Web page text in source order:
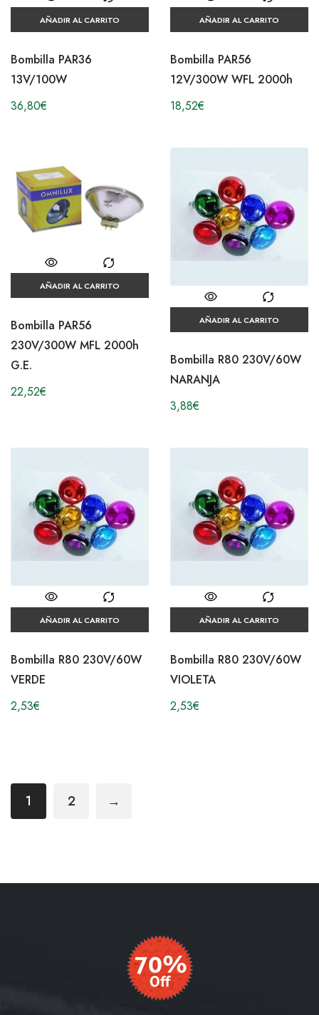
AÑADIR AL CARRITO
Bombilla PAR36
13V/100W
36,80€
AÑADIR AL CARRITO
Bombilla PAR56
12V/300W WFL 2000h
18,52€
AÑADIR AL CARRITO
Bombilla PAR56
230V/300W MFL 2000h
G.E.
22,52€
AÑADIR AL CARRITO
Bombilla R80 230V/60W
NARANJA
3,88€
AÑADIR AL CARRITO
Bombilla R80 230V/60W
VERDE
2,53€
AÑADIR AL CARRITO
Bombilla R80 230V/60W
VIOLETA
2,53€
1 2 →